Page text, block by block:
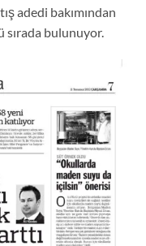
adedi bakımından
sırada bulunuyor.